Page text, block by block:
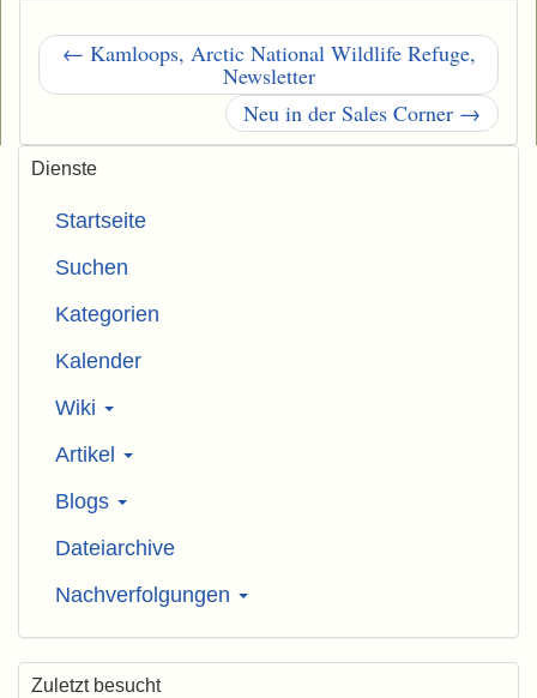
← Kamloops, Arctic National Wildlife Refuge,
Newsletter
Neu in der Sales Corner →
Dienste
Startseite
Suchen
Kategorien
Kalender
Wiki
Artikel
Blogs
Dateiarchive
Nachverfolgungen
Zuletzt besucht